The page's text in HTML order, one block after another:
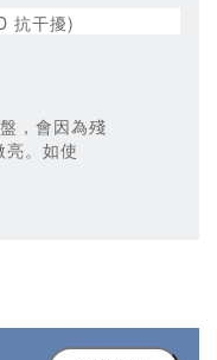
，會因為殘
。如使